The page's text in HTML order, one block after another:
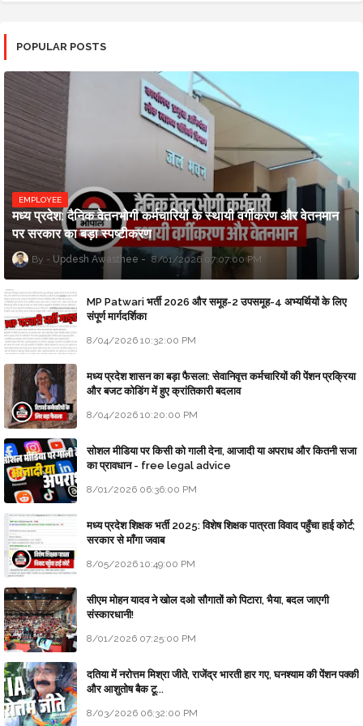
POPULAR POSTS
EMPLOYEE
मध्य प्रदेश: दैनिक वेतनभोगी कर्मचारियों के स्थायी वर्गीकरण और वेतनमान
पर सरकार का बड़ा स्पष्टीकरण
Updesh Awasthee 8/01/2026 07:07:00 PM
MP Patwari भर्ती 2026 और समूह-2 उपसमूह-4 अभ्यर्थियों के लिए
संपूर्ण मार्गदर्शिका
8/04/2026 10:32:00 PM
मध्य प्रदेश शासन का बड़ा फैसला: सेवानिवृत्त कर्मचारियों की पेंशन प्रक्रिया
और बजट कोडिंग में हुए क्रांतिकारी बदलाव
8/04/2026 10:20:00 PM
सोशल मीडिया पर किसी को गाली देना, आजादी या अपराध और कितनी सजा
का प्रावधान - free legal advice
8/01/2026 06:36:00 PM
मध्य प्रदेश शिक्षक भर्ती 2025: विशेष शिक्षक पात्रता विवाद पहुँचा हाई कोर्ट;
सरकार से माँगा जवाब
8/05/2026 10:49:00 PM
सीएम मोहन यादव ने खोल दओ सौगातों को पिटारा, भैया, बदल जाएगी
संस्कारधानी!
8/01/2026 07:25:00 PM
दतिया में नरोत्तम मिश्रा जीते, राजेंद्र भारती हार गए, घनश्याम की पेंशन पक्की
और आशुतोष बैक टू...
8/03/2026 06:32:00 PM